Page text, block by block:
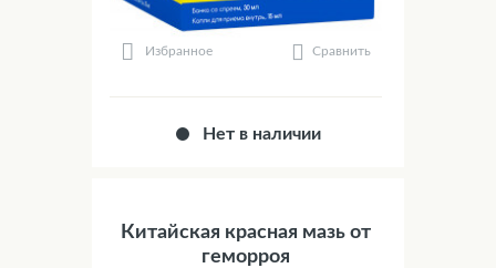
Избранное Сравнить
Нет в наличии
Китайская красная мазь от
геморроя